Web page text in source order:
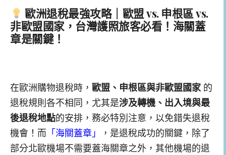
歐洲退稅最強攻略｜歐盟 vs. 申根區 vs.
非歐盟國家，台灣護照旅客必看！海關蓋
章是關鍵！
在歐洲購物退稅時， 歐盟、申根區與非歐盟國家的
退稅規則各不相同，尤其是涉及轉機、出入境與最
後退稅地點的安排，務必特別注意，以免錯失退稅
機會！而 「海關蓋章」
，是退稅成功的關鍵，除了
部分北歐機場不需要蓋海關章之外，其他機場的退